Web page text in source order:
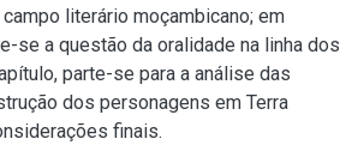
literário moçambicano; em
se a questão da oralidade na linha dos
parte-se para a análise das
dos personagens em Terra
finais.